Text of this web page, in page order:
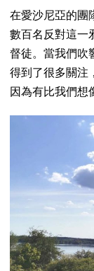
在愛沙尼亞的團
數百名反對這一
督徒。當我們吹
得到了很多關注
因為有比我們想